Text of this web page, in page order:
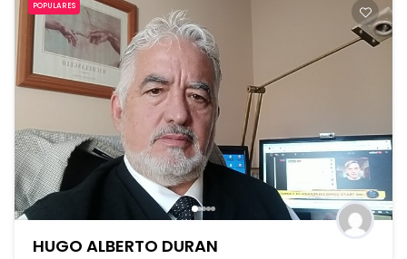
POPULARES
HUGO ALBERTO DURAN